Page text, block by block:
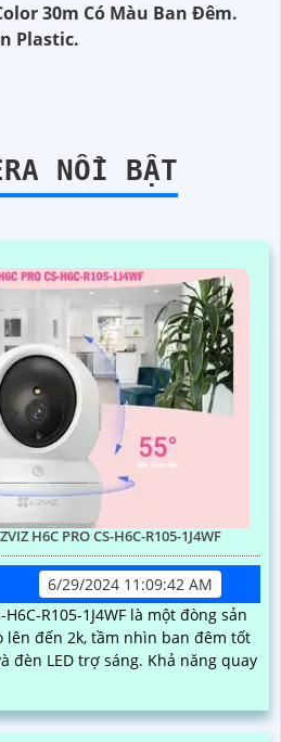
30m Có Màu Ban Ðêm.
Plastic.
NỔI BẬT
H6C PRO CS-H6C-R105-1J4WF
6/29/2024 11:09:42 AM
H6C-R105-1J4WF là một đòng sản
lên đến 2k, tầm nhìn ban đêm tốt
trợ sáng. Khả năng quay